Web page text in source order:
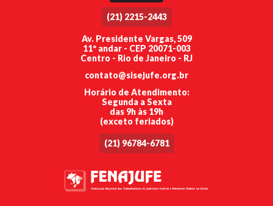
(21) 2215-2443
Av. Presidente Vargas, 509
11º andar - CEP 20071-003
Centro - Rio de Janeiro - RJ
contato@sisejufe.org.br
Horário de Atendimento:
Segunda a Sexta
das 9h às 19h
(exceto feriados)
(21) 96784-6781